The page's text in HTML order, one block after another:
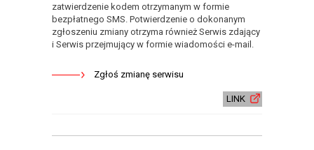
zatwierdzenie kodem otrzymanym w formie
bezpłatnego SMS. Potwierdzenie o dokonanym
zgłoszeniu zmiany otrzyma również Serwis zdający
i Serwis przejmujący w formie wiadomości e-mail.
Zgłoś zmianę serwisu
LINK